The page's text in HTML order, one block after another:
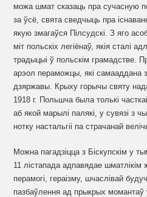
можа шмат сказаць пра сучасную
за ўсё, свята сведчыць пра
якую змагаўся Пілсудскі. З яго
міт польскіх легіёнаў, якія сталі
традыцыі ў польскім грамадстве.
арэол пераможцы, які самааддана
дзяржавы. Крыху горычы святу
1918 г. Польшча была толькі
аб якой марылі палякі, у сувязі з
нотку настальгіі па страчанай
Можна пагадзіцца з Біскупскім у
11 лістапада адпавядае
перамогі, гераізму, шчаслівай
пазбаўлення ад прыкрых